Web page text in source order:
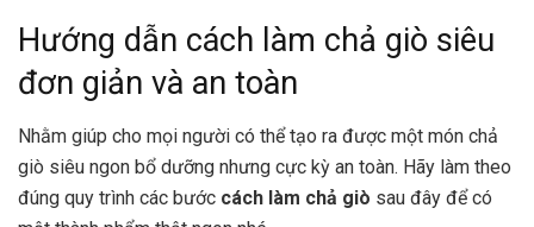
Hướng dẫn cách làm chả giò siêu
đơn giản và an toàn
Nhằm giúp cho mọi người có thể tạo ra được một món chả
giò siêu ngon bổ dưỡng nhưng cực kỳ an toàn. Hãy làm theo
đúng quy trình các bước cách làm chả giò sau đây để có